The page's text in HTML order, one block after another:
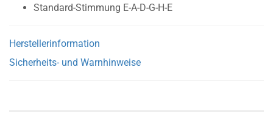
Standard-Stimmung E-A-D-G-H-E
Herstellerinformation
Sicherheits- und Warnhinweise